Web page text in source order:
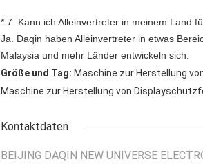
* 7. Kann ich Alleinvertreter in meinem Land
Ja. Daqin haben Alleinvertreter in etwas
Malaysia und mehr Länder entwickeln sich.
Größe und Tag: Maschine zur Herstellung
Maschine zur Herstellung von
Kontaktdaten
BEIJING DAQIN NEW UNIVERSE